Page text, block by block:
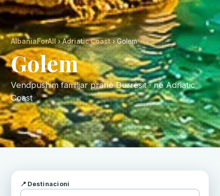
AlbaniaForAll ›Adriatic Coast› Golem
Golem
Vendpushim familjar pranë Durrësit · në Adriatic
Coast
📍 Destinacioni